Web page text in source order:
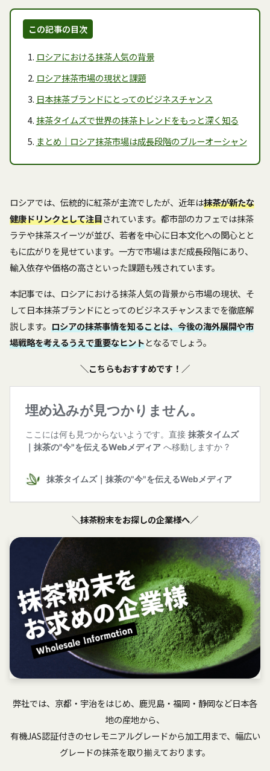
この記事の目次
ロシアにおける抹茶人気の背景
ロシア抹茶市場の現状と課題
日本抹茶ブランドにとってのビジネスチャンス
抹茶タイムズで世界の抹茶トレンドをもっと深く知る
まとめ｜ロシア抹茶市場は成長段階のブルーオーシャン
ロシアでは、伝統的に紅茶が主流でしたが、近年は抹茶が新たな
健康ドリンクとして注目されています。都市部のカフェでは抹茶
ラテや抹茶スイーツが並び、若者を中心に日本文化への関心とと
もに広がりを見せています。一方で市場はまだ成長段階にあり、
輸入依存や価格の高さといった課題も残されています。
本記事では、ロシアにおける抹茶人気の背景から市場の現状、そ
して日本抹茶ブランドにとってのビジネスチャンスまでを徹底解
説します。 ロシアの抹茶事情を知ることは、今後の海外展開や市
場戦略を考えるうえで重要なヒントとなるでしょう。
＼こちらもおすすめです！／
＼抹茶粉末をお探しの企業様へ／
弊社では、京都・宇治をはじめ、鹿児島・福岡・静岡など日本各
地の産地から、
有機JAS認証付きのセレモニアルグレードから加工用まで、幅広い
グレードの抹茶を取り揃えております。